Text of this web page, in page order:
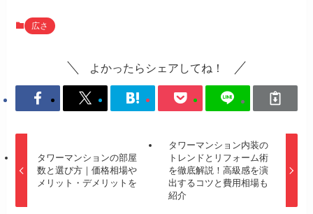
広さ
よかったらシェアしてね！
タワーマンションの部屋
数と選び方｜価格相場や
メリット・デメリットを
タワーマンション内装の
トレンドとリフォーム術
を徹底解説！高級感を演
出するコツと費用相場も
紹介